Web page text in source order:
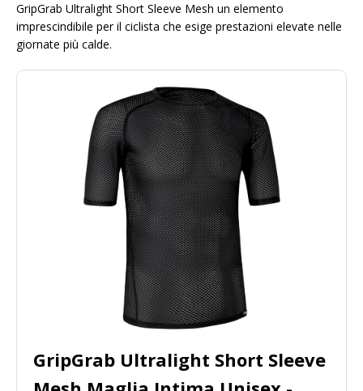
GripGrab Ultralight Short Sleeve Mesh un elemento
imprescindibile per il ciclista che esige prestazioni elevate nelle
giornate più calde.
GripGrab Ultralight Short Sleeve